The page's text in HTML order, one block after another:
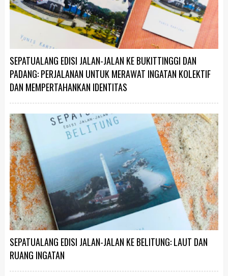
SEPATUALANG EDISI JALAN-JALAN KE BUKITTINGGI DAN
PADANG: PERJALANAN UNTUK MERAWAT INGATAN KOLEKTIF
DAN MEMPERTAHANKAN IDENTITAS
SEPATUALANG EDISI JALAN-JALAN KE BELITUNG: LAUT DAN
RUANG INGATAN